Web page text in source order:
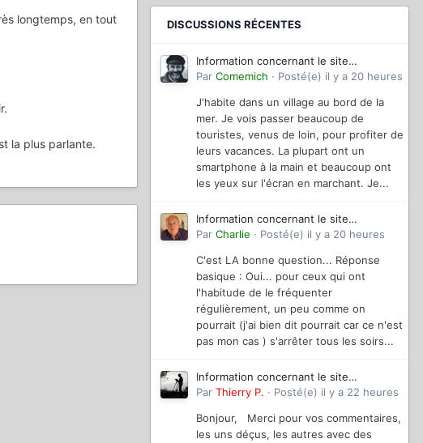
longtemps, en tout
la plus parlante.
DISCUSSIONS RÉCENTES
Information concernant le site
magazinevideo
Par Comemich · Posté(e) il y a 20 heures
J'habite dans un village au bord de la
mer. Je vois passer beaucoup de
touristes, venus de loin, pour profiter de
leurs vacances. La plupart ont un
smartphone à la main et beaucoup ont
les yeux sur l'écran en marchant. Je...
Information concernant le site
magazinevideo
Par Charlie · Posté(e) il y a 20 heures
C'est LA bonne question... Réponse
basique : Oui... pour ceux qui ont
l'habitude de le fréquenter
régulièrement, un peu comme on
pourrait (j'ai bien dit pourrait car ce n'est
pas mon cas ) s'arrêter tous les soirs...
Information concernant le site
magazinevideo
Par Thierry P. · Posté(e) il y a 22 heures
Bonjour, Merci pour vos commentaires,
les uns déçus, les autres avec des